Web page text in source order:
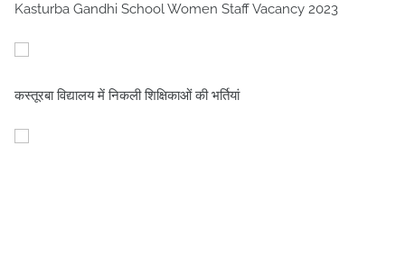
Kasturba Gandhi School Women Staff Vacancy 2023
कस्तूरबा विद्यालय में निकली शिक्षिकाओं की भर्तियां